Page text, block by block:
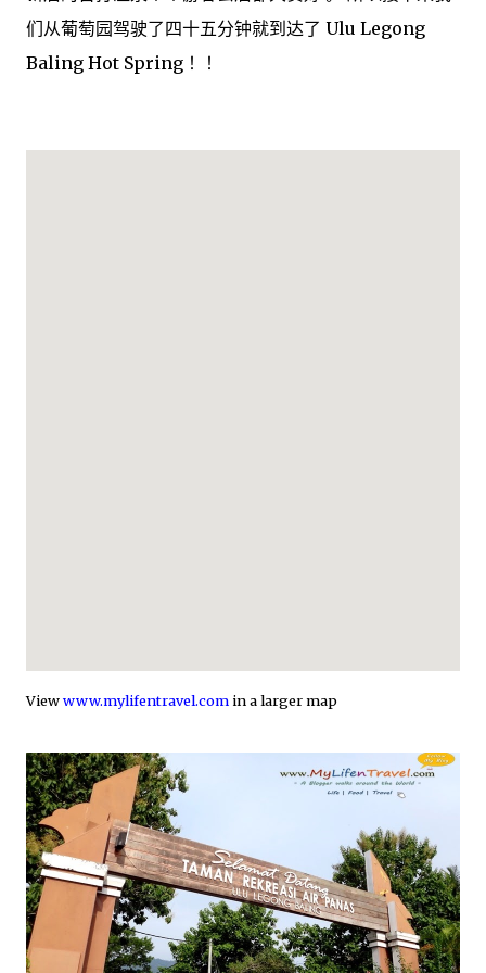
们从葡萄园驾驶了四十五分钟就到达了 Ulu Legong
Baling Hot Spring ！！
Viewwww.mylifentravel.com in a larger map